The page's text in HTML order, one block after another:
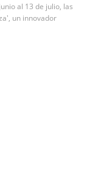
al 13 de julio, las
un innovador